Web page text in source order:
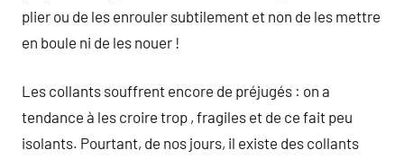
plier ou de les enrouler subtilement et non de les mettre
en boule ni de les nouer !
Les collants souffrent encore de préjugés : on a
tendance à les croire trop , fragiles et de ce fait peu
isolants. Pourtant, de nos jours, il existe des collants